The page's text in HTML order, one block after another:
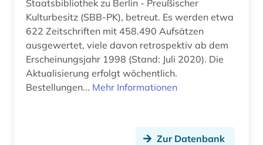
Staatsbibliothek zu Berlin - Preußischer
Kulturbesitz (SBB-PK), betreut. Es werden etwa
622 Zeitschriften mit 458.490 Aufsätzen
ausgewertet, viele davon retrospektiv ab dem
Erscheinungsjahr 1998 (Stand: Juli 2020). Die
Aktualisierung erfolgt wöchentlich.
Bestellungen... Mehr Informationen
Zur Datenbank